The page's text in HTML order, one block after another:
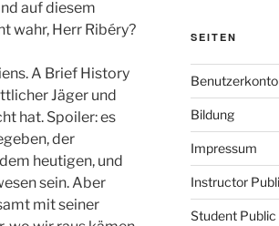
auf diesem
wahr, Herr Ribéry?
A Brief History
Jäger und
hat. Spoiler: es
der
heutigen, und
sein. Aber
mit seiner
SEITEN
Benutzerkonto
Bildung
Impressum
Instructor
Student